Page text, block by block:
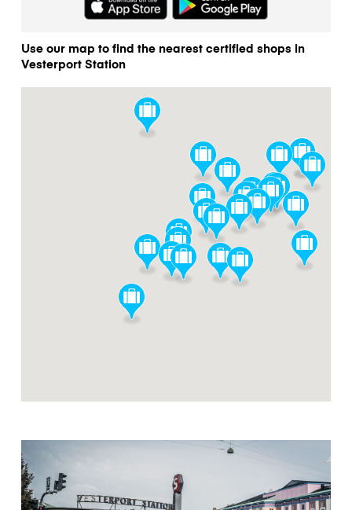
Use our map to find the nearest certified shops in
Vesterport Station